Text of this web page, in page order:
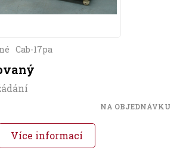
Cab-17pa
NA OBJEDNÁVKU
Více informací